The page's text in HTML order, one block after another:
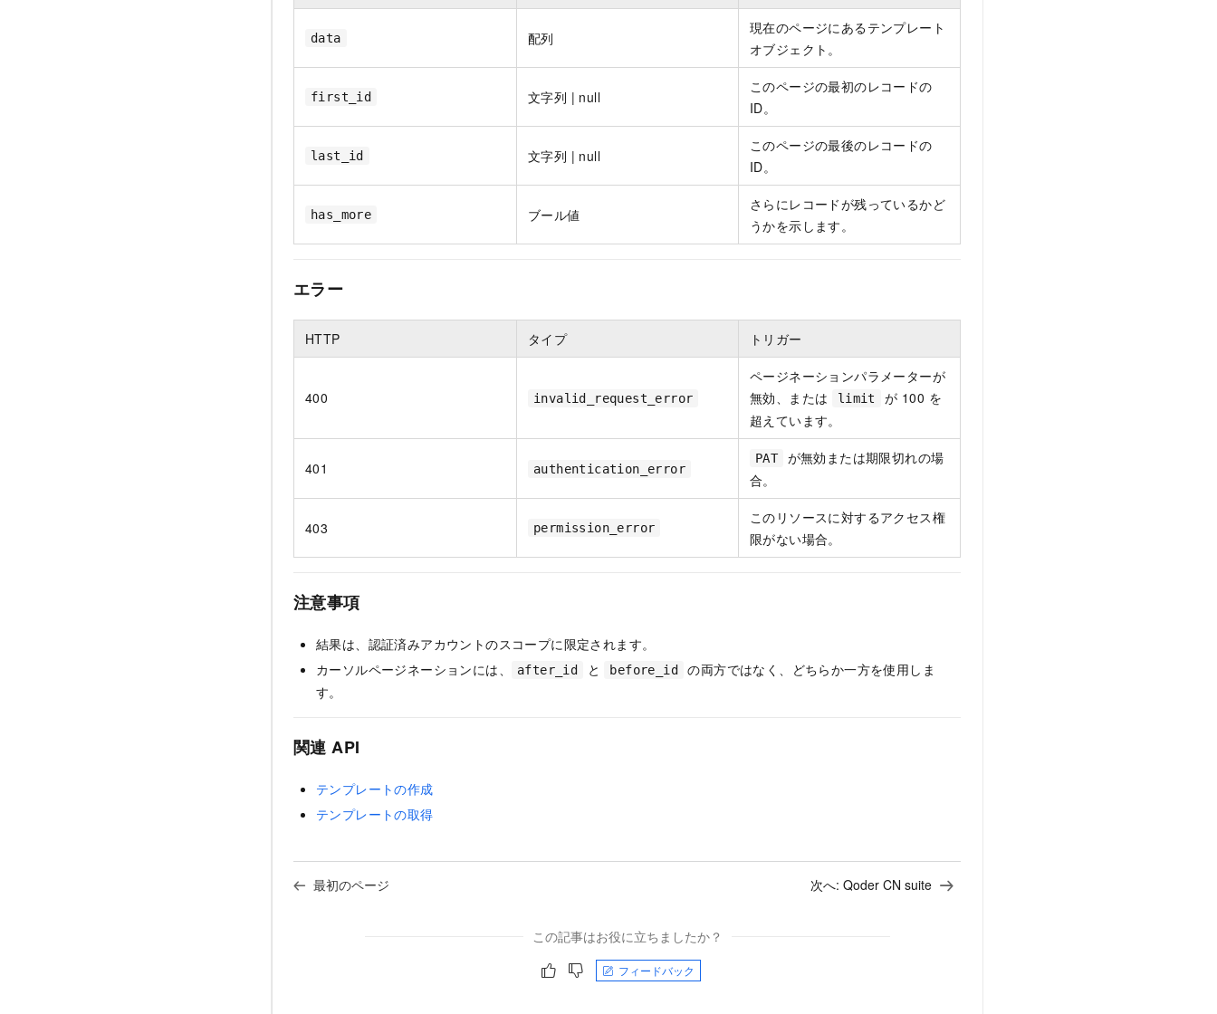
data 配列
現在のページにあるテンプレート
オブジェクト。
first_id 文字列 | null
このページの最初のレコードの
ID。
last_id 文字列 | null
このページの最後のレコードの
ID。
has_more ブール値
さらにレコードが残っているかど
うかを示します。
エラー
HTTP タイプ トリガー
400 invalid_request_error
ページネーションパラメーターが
無効、または
limit
が 100 を
超えています。
401 authentication_error
PAT
が無効または期限切れの場
合。
403 permission_error
このリソースに対するアクセス権
限がない場合。
注意事項
結果は、認証済みアカウントのスコープに限定されます。
カーソルページネーションには、
after_id と before_id
の両方ではなく、どちらか一方を使用しま
す。
関連 API
テンプレートの作成
テンプレートの取得
最初のページ 次へ: Qoder CN suite
この記事はお役に立ちましたか？
フィードバック